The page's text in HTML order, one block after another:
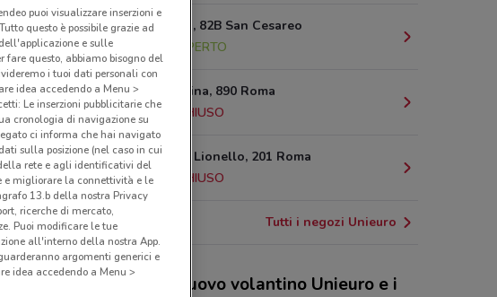
Via Casilina, 82B San Cesareo
APERTO
Via Prenestina, 890 Roma
16.5 km
CHIUSO
Via Alberto Lionello, 201 Roma
18.9 km
CHIUSO
Tutti i negozi Unieuro
Gli sconti del nuovo volantino Unieuro e i
puoi visualizzare inserzioni e
questo è possibile grazie ad
e sulle
questo, abbiamo bisogno del
i tuoi dati personali con
idea accedendo a Menu >
Le inserzioni pubblicitarie che
cronologia di navigazione su
ci informa che hai navigato
sulla posizione (nel caso in cui
rete e agli identificativi del
e migliorare la connettività e le
13.b della nostra Privacy
ricerche di mercato,
Puoi modificare le tue
all'interno della nostra App.
argomenti generici e
idea accedendo a Menu >